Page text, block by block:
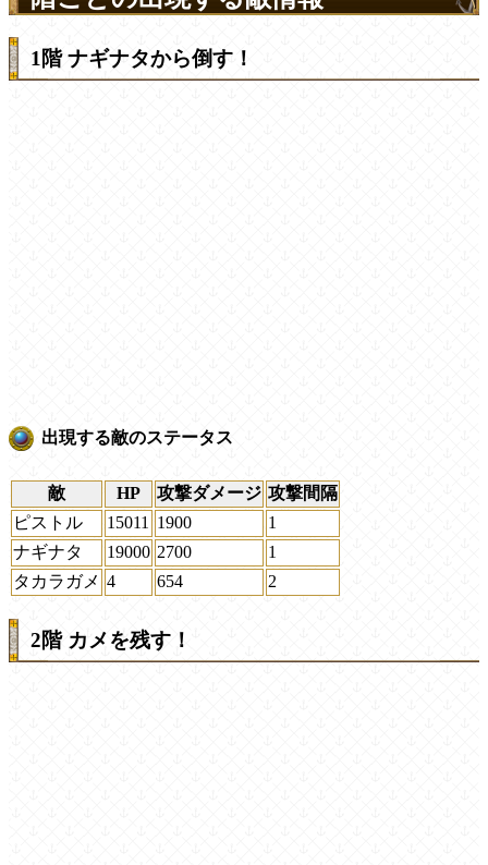
1階 ナギナタから倒す！
出現する敵のステータス
敵 HP 攻撃ダメージ 攻撃間隔
ピストル
15011 1900
1
ナギナタ
19000 2700
1
タカラガメ 4 654 2
2階 カメを残す！